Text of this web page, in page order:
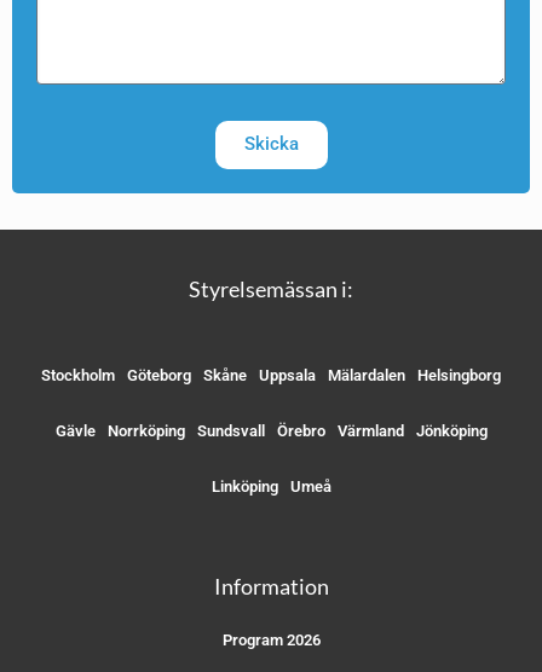
Skicka
Styrelsemässan i:
Stockholm Göteborg Skåne Uppsala Mälardalen Helsingborg
Gävle Norrköping Sundsvall Örebro Värmland Jönköping
Linköping Umeå
Information
Program 2026